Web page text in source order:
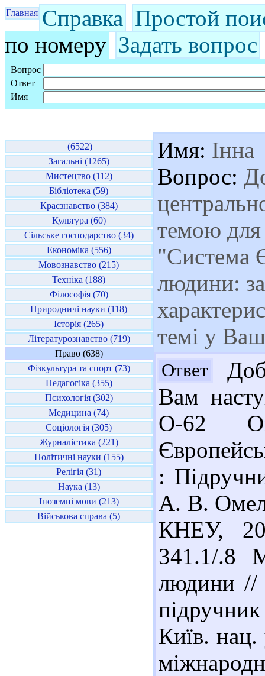
Главная Справка Простой
по номеру Задать вопрос
Вопрос
Ответ
Имя
(6522)
Загальні (1265)
Мистецтво (112)
Бібліотека (59)
Краєзнавство (384)
Культура (60)
Сільське господарство (34)
Економіка (556)
Мовознавство (215)
Техніка (188)
Філософія (70)
Природничі науки (118)
Історія (265)
Літературознавство (719)
Право (638)
Фізкультура та спорт (73)
Педагогіка (355)
Психологія (302)
Медицина (74)
Соціологія (305)
Журналістика (221)
Політичні науки (155)
Релігія (31)
Наука (13)
Іноземні мови (213)
Військова справа (5)
Имя: Інна
Вопрос:
темою для
"Система
людини:
темі у
Ответ
Вам
О-62
:
А. В.
КНЕУ,
341.1/.8
людини //
Київ.